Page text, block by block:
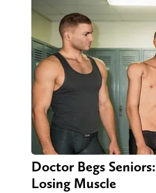
Doctor Begs
Losing Muscle